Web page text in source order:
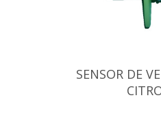
SENSOR DE